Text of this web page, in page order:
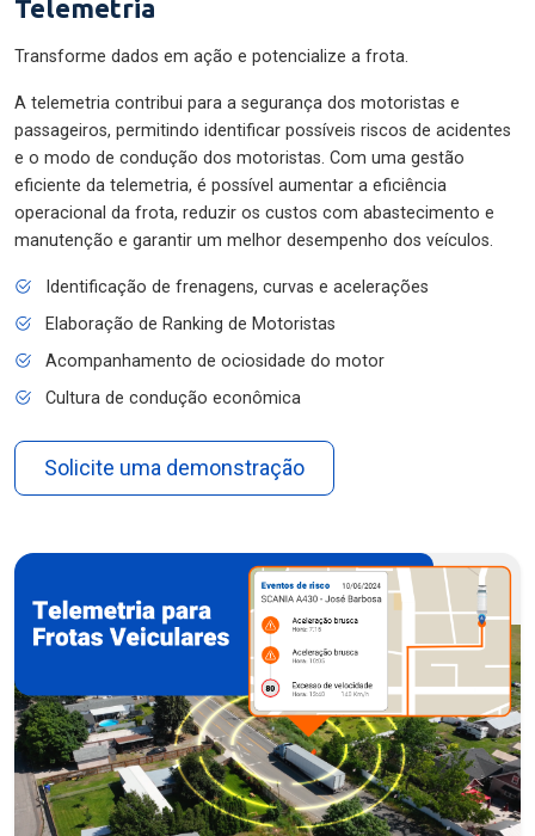
Telemetria
Transforme dados em ação e potencialize a frota.
A telemetria contribui para a segurança dos motoristas e
passageiros, permitindo identificar possíveis riscos de acidentes
e o modo de condução dos motoristas. Com uma gestão
eficiente da telemetria, é possível aumentar a eficiência
operacional da frota, reduzir os custos com abastecimento e
manutenção e garantir um melhor desempenho dos veículos.
Identificação de frenagens, curvas e acelerações
Elaboração de Ranking de Motoristas
Acompanhamento de ociosidade do motor
Cultura de condução econômica
Solicite uma demonstração